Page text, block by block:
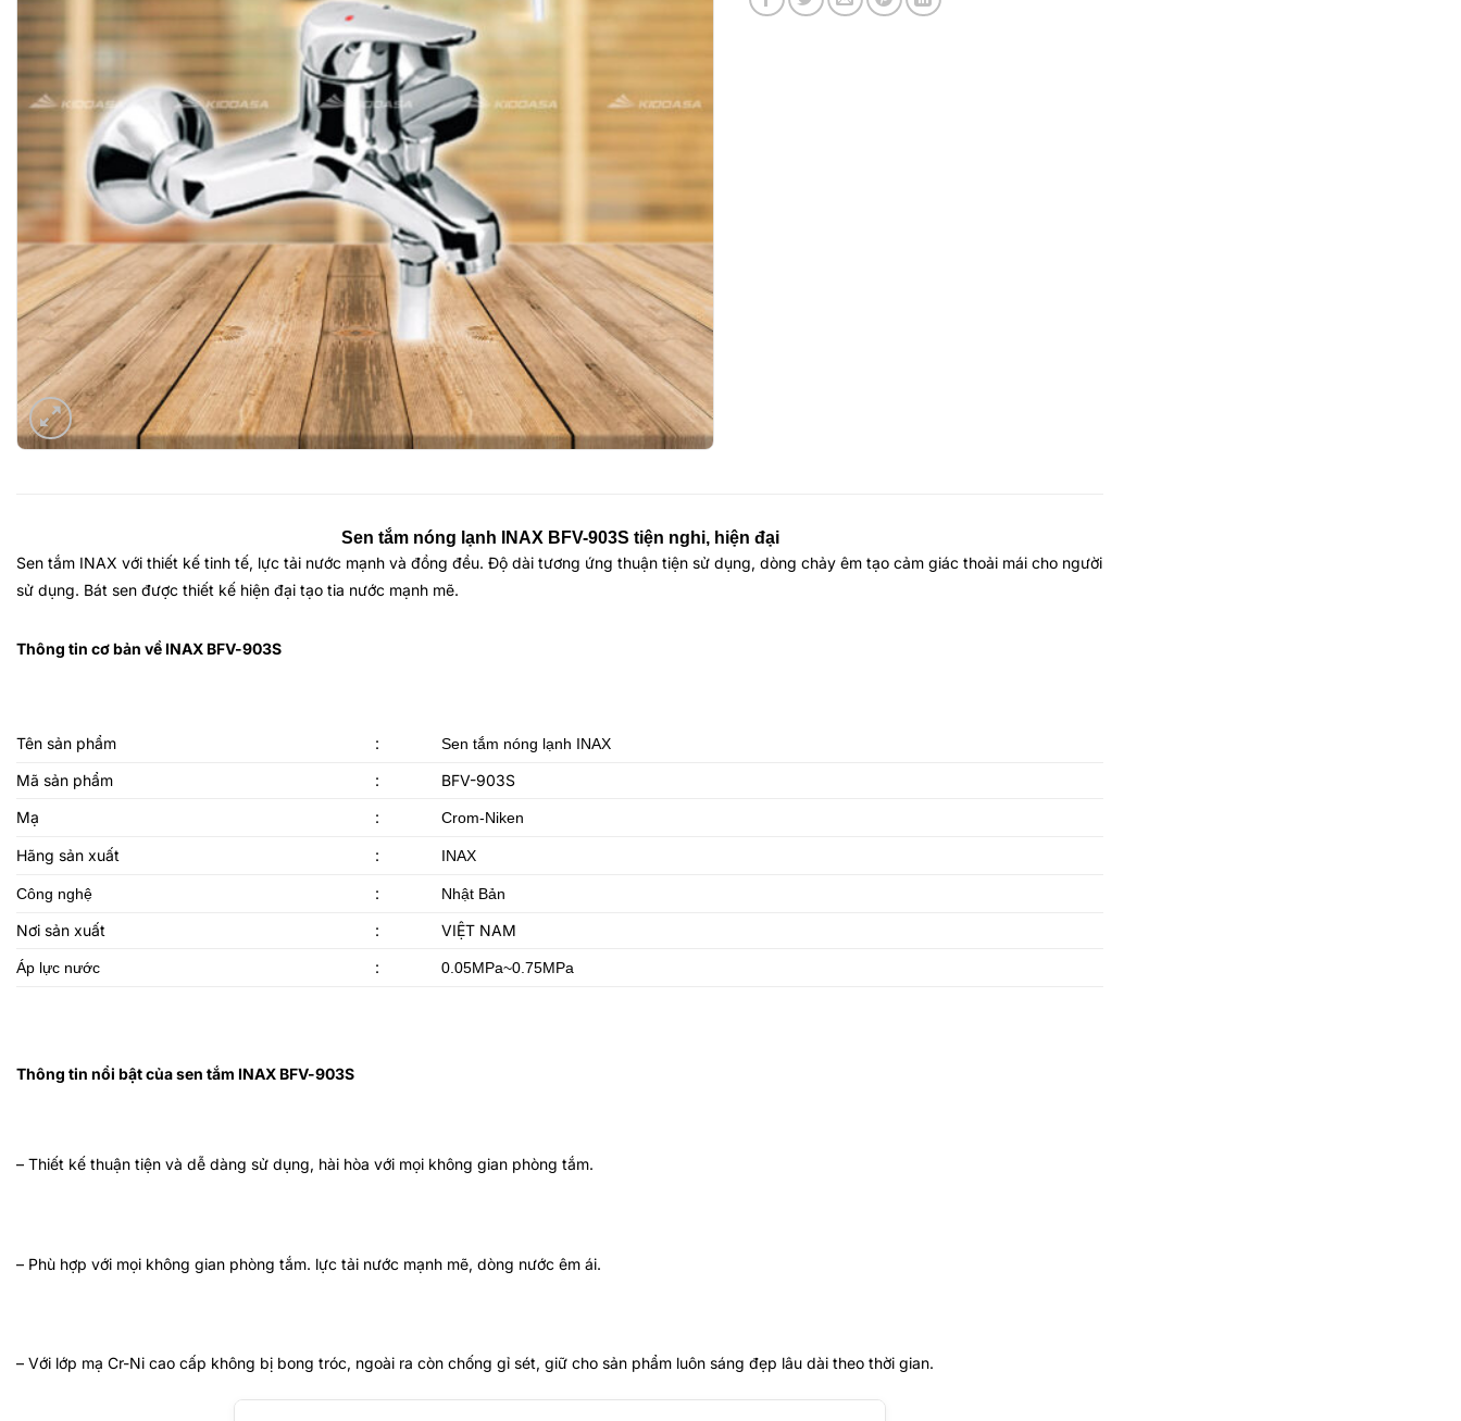
Sen tắm nóng lạnh INAX BFV-903S tiện nghi, hiện đại
Sen tắm INAX với thiết kế tinh tế, lực tải nước mạnh và đồng đều. Độ dài tương ứng thuận tiện sử dụng, dòng chảy êm tạo cảm giác thoải mái cho người
sử dụng. Bát sen được thiết kế hiện đại tạo tia nước mạnh mẽ.
Thông tin cơ bản về INAX BFV-903S
Tên sản phẩm : Sen tắm nóng lạnh INAX
Mã sản phẩm :
BFV-903S
Mạ
: Crom-Niken
Hãng sản xuất : INAX
Công nghệ : Nhật Bản
Nơi sản xuất : VIỆT NAM
Áp lực nước : 0.05MPa~0.75MPa
Thông tin nổi bật của sen tắm INAX BFV-903S
– Thiết kế thuận tiện và dễ dàng sử dụng, hài hòa với mọi không gian phòng tắm.
– Phù hợp với mọi không gian phòng tắm. lực tải nước mạnh mẽ, dòng nước êm ái.
– Với lớp mạ Cr-Ni cao cấp không bị bong tróc, ngoài ra còn chống gỉ sét, giữ cho sản phẩm luôn sáng đẹp lâu dài theo thời gian.